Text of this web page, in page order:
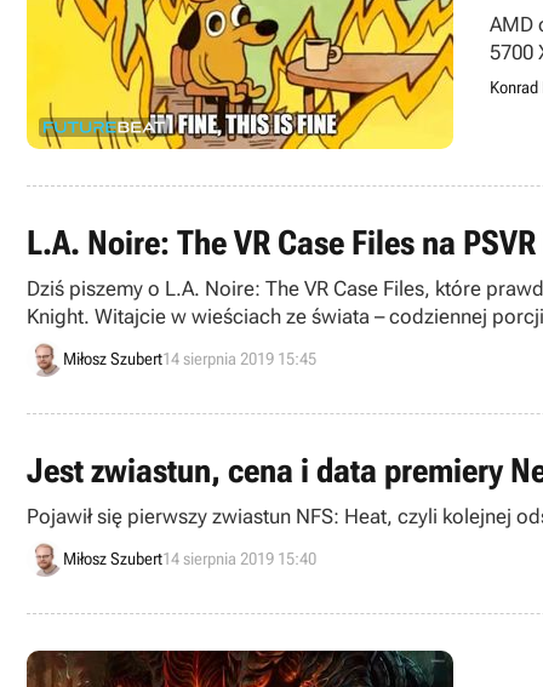
AMD
5700
Konrad
L.A. Noire: The VR Case Files na
Dziś piszemy o L.A. Noire: The VR Case Files, które
Knight. Witajcie w wieściach ze świata – codziennej
Miłosz Szubert14 sierpnia 2019 15:45
Jest zwiastun, cena i data premiery
Pojawił się pierwszy zwiastun NFS: Heat, czyli kolejnej
Miłosz Szubert14 sierpnia 2019 15:40